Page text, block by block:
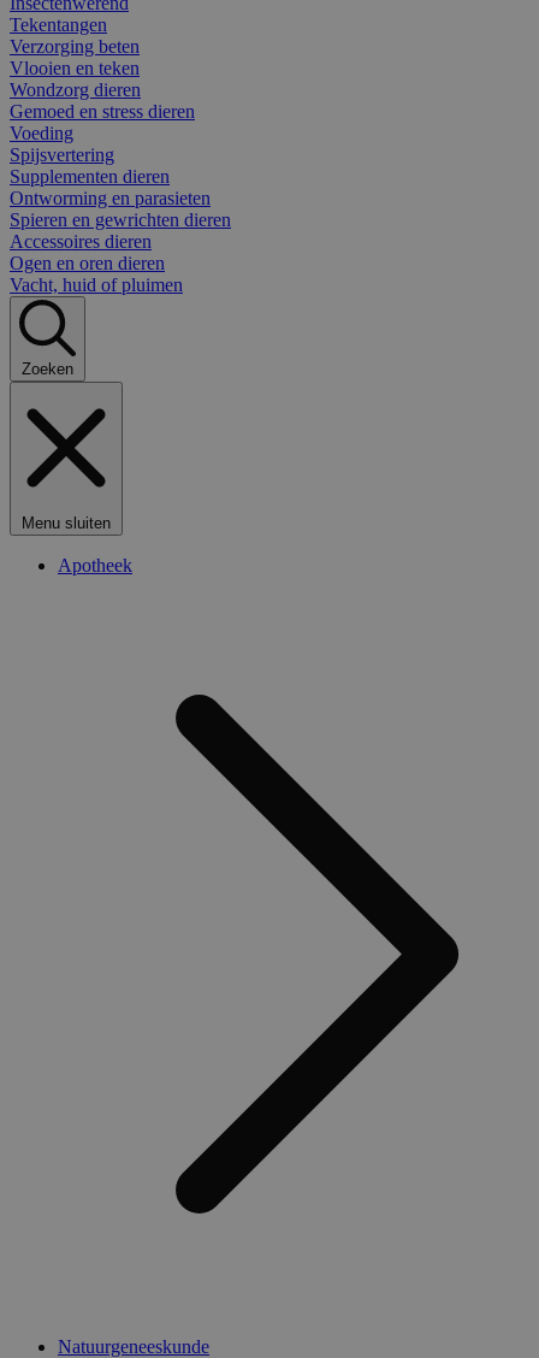
Tekentangen
Verzorging beten
Vlooien en teken
Wondzorg dieren
Gemoed en stress dieren
Voeding
Spijsvertering
Supplementen dieren
Ontworming en parasieten
Spieren en gewrichten dieren
Accessoires dieren
Ogen en oren dieren
Vacht, huid of pluimen
Zoeken
Menu sluiten
Apotheek
Natuurgeneeskunde